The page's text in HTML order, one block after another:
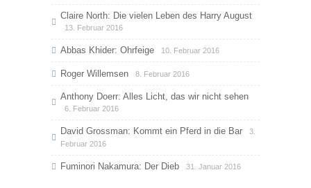
Claire North: Die vielen Leben des Harry August
13. Februar 2016
Abbas Khider: Ohrfeige 10. Februar 2016
Roger Willemsen 8. Februar 2016
Anthony Doerr: Alles Licht, das wir nicht sehen
6. Februar 2016
David Grossman: Kommt ein Pferd in die Bar
3.
Februar 2016
Fuminori Nakamura: Der Dieb 31. Januar 2016